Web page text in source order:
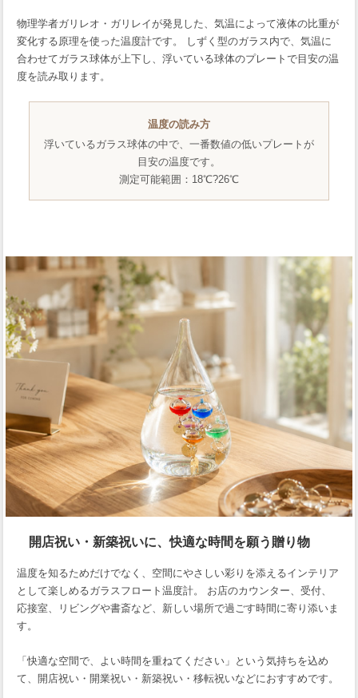
物理学者ガリレオ・ガリレイが発見した、気温によって液体の比重が
変化する原理を使った温度計です。 しずく型のガラス内で、気温に
合わせてガラス球体が上下し、浮いている球体のプレートで目安の温
度を読み取ります。
温度の読み方
浮いているガラス球体の中で、一番数値の低いプレートが
目安の温度です。
測定可能範囲：18℃?26℃
開店祝い・新築祝いに、快適な時間を願う贈り物
温度を知るためだけでなく、空間にやさしい彩りを添えるインテリア
として楽しめるガラスフロート温度計。 お店のカウンター、受付、
応接室、リビングや書斎など、新しい場所で過ごす時間に寄り添いま
す。
「快適な空間で、よい時間を重ねてください」という気持ちを込め
て、開店祝い・開業祝い・新築祝い・移転祝いなどにおすすめです。